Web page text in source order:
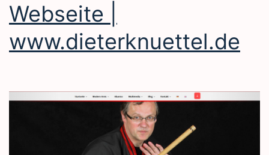
Webseite |
www.dieterknuettel.de